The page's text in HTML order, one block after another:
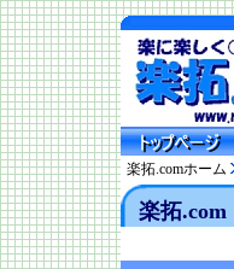
楽拓.comホーム
楽拓.com